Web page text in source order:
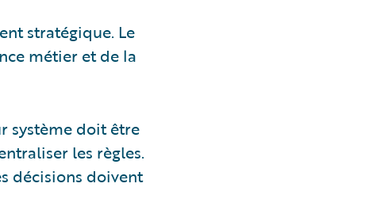
stratégique. Le
métier et de la
système doit être
les règles.
décisions doivent